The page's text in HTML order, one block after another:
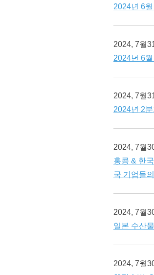
2024년 6월
2024, 7월
2024년 6
2024, 7월
2024년 2
2024, 7월
홍콩 & 한
국 기업들
2024, 7월
일본 수산
2024, 7월